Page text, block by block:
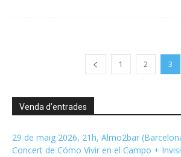
1 2 3
Venda d’entrades
29 de maig 2026, 21h, Almo2bar
Concert de Cómo Vivir en el Campo +